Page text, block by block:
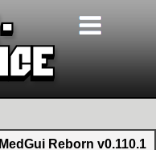
MedGui Reborn v0.110.1